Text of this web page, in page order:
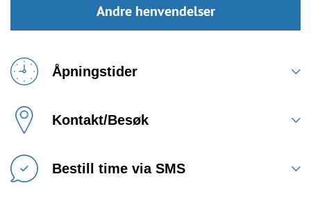
Andre henvendelser
Åpningstider
Kontakt/Besøk
Bestill time via SMS